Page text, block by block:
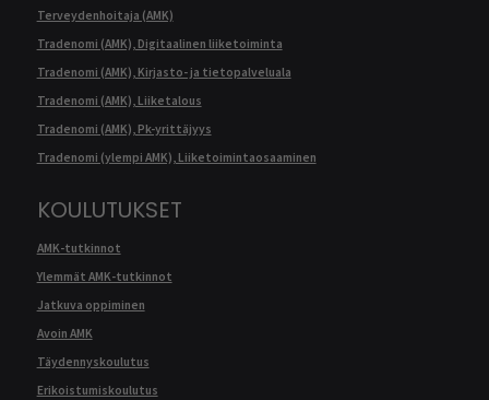
Terveydenhoitaja (AMK)
Tradenomi (AMK), Digitaalinen liiketoiminta
Tradenomi (AMK), Kirjasto- ja tietopalveluala
Tradenomi (AMK), Liiketalous
Tradenomi (AMK), Pk-yrittäjyys
Tradenomi (ylempi AMK), Liiketoimintaosaaminen
KOULUTUKSET
AMK-tutkinnot
Ylemmät AMK-tutkinnot
Jatkuva oppiminen
Avoin AMK
Täydennyskoulutus
Erikoistumiskoulutus